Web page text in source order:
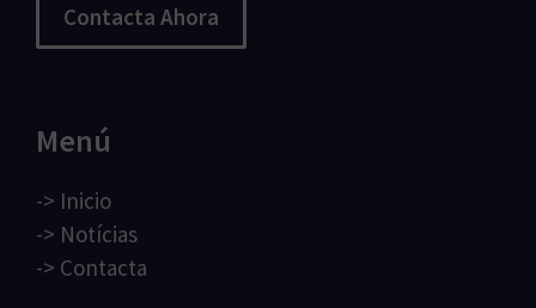
Contacta Ahora
Menú
-> Inicio
-> Notícias
-> Contacta